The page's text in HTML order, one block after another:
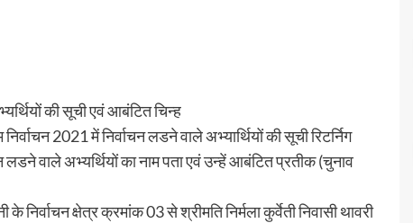
की सूची एवं आबंटित चिन्ह
2021 में निर्वाचन लडने वाले अभ्यार्थियों की सूची रिटर्निग
लडने वाले अभ्यर्थियों का नाम पता एवं उन्हें आबंटित प्रतीक (चुनाव
निर्वाचन क्षेत्र क्रमांक 03 से श्रीमति निर्मला कुर्वेती निवासी थावरी